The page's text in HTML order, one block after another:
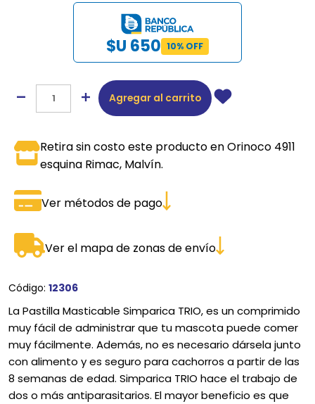
$U 650 10% OFF
Agregar al carrito
Retira sin costo este producto en Orinoco 4911
esquina Rimac, Malvín.
Ver métodos de pago
Ver el mapa de zonas de envío
Código: 12306
La Pastilla Masticable Simparica TRIO, es un comprimido
muy fácil de administrar que tu mascota puede comer
muy fácilmente. Además, no es necesario dársela junto
con alimento y es seguro para cachorros a partir de las
8 semanas de edad. Simparica TRIO hace el trabajo de
dos o más antiparasitarios. El mayor beneficio es que